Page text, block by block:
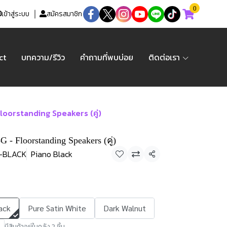
เข้าสู่ระบบ สมัครสมาชิก
0
บทความ/รีวิว คำถามที่พบบ่อย ติดต่อเรา
Speakers (คู่)
- Floorstanding Speakers (คู่)
Piano Black แชร์
Pure Satin White
Dark Walnut